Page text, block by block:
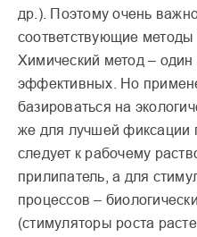
др.). Поэтому очень
соответствующие методы
Химический метод – один
эффективных. Но
базироваться на
же для лучшей фиксации
следует к рабочему
прилипатель, а для
процессов –
(стимуляторы роста